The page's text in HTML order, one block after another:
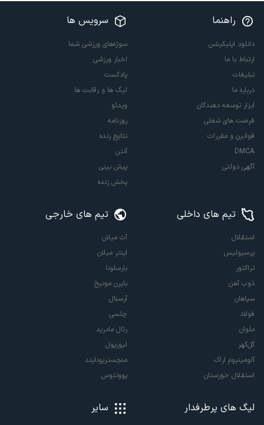
راهنما
دانلود اپلیکیشن
ارتباط با ما
تبلیغات
درباره ما
ابزار توسعه دهندگان
فرصت های شغلی
قوانین و مقررات
DMCA
آگهی دولتی
سرویس ها
سوژه‌های ورزشی شما
اخبار ورزشی
پادکست
لیگ ها و رقابت ها
ویدئو
روزنامه
نتایج زنده
آنتن
پیش بینی
پخش زنده
تیم های داخلی
استقلال
پرسپولیس
تراکتور
ذوب آهن
سپاهان
فولاد
ملوان
گل‌گهر
آلومینیوم اراک
استقلال خوزستان
تیم های خارجی
آث میلان
اینتر میلان
بارسلونا
بایرن مونیخ
آرسنال
چلسی
رئال مادرید
لیورپول
منچستریونایتد
یوونتوس
لیگ های پرطرفدار سایر